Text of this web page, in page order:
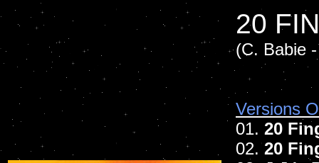
20
(C. Babie
Versions
01. 20
02.20